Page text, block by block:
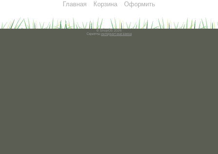
Главная Корзина Оформить
© ShopOS 2026
Скрипты интернет-магазина